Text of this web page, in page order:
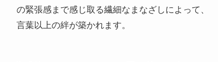
の緊張感まで感じ取る繊細なまなざしによって、
言葉以上の絆が築かれます。